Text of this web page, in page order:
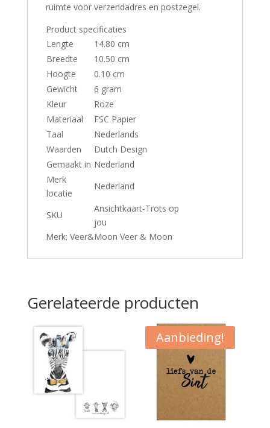
ruimte voor verzendadres en postzegel.
Product specificaties
Lengte
14.80 cm
Breedte
10.50 cm
Hoogte
0.10 cm
Gewicht
6 gram
Kleur
Roze
Materiaal
FSC Papier
Taal
Nederlands
Waarden
Dutch Design
Gemaakt in Nederland
Merk
locatie
Nederland
SKU
Ansichtkaart-Trots op
jou
Merk: Veer&Moon Veer & Moon
Gerelateerde producten
Aanbieding!